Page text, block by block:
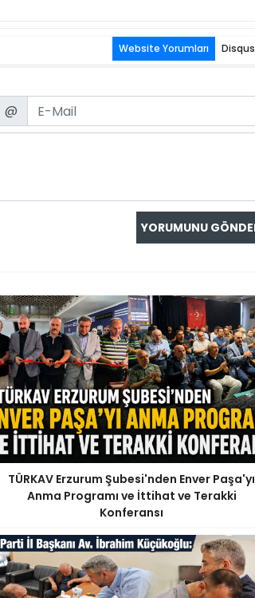
Website Yorumları Disqus
Email
@
TÜRKAV Erzurum Şubesi'nden Enver Paşa'yı
Anma Programı ve İttihat ve Terakki
Konferansı